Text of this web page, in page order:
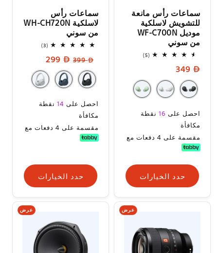
سماعات رأس مانعة
للتشويش لاسلكية
موديل WF-C700N
من سوني
(5)
5
السعر
العادي
السعر
العادي
احصل على 16 نقطة
مكافأة
مقسمة على 4 دفعات مع
حدد الخيارات
سماعات رأس
لاسلكية WH-CH720N
من سوني
(3)
3
السعر
العادي
399
سعر
البيع
سعر
البيع
احصل على 14 نقطة
مكافأة
مقسمة على 4 دفعات مع
حدد الخيارات
عرض عرض